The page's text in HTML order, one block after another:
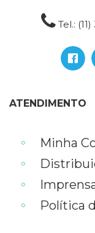
Tel.:
ATENDIMENTO
Minha
Política